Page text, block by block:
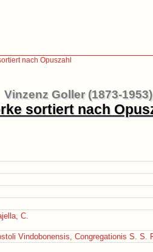
nach Opuszahl
Vinzenz Goller (1873-1953)
sortiert nach
C.
Vindobonensis, Congregationis S. S.